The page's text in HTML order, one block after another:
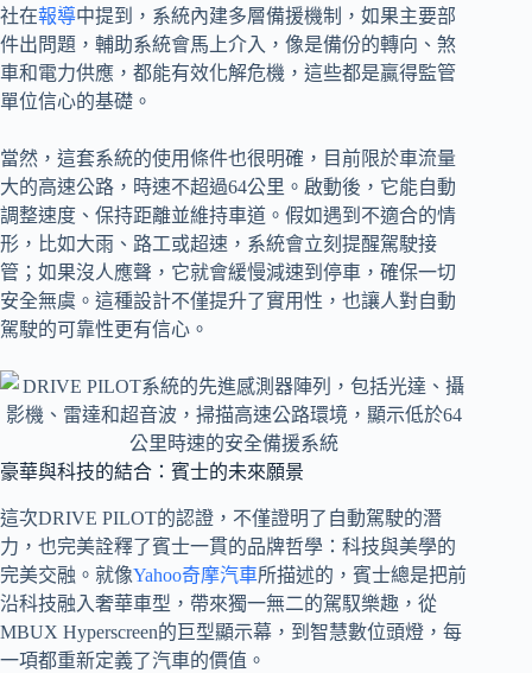
社在報導中提到，系統內建多層備援機制，如果主要部
件出問題，輔助系統會馬上介入，像是備份的轉向、煞
車和電力供應，都能有效化解危機，這些都是贏得監管
單位信心的基礎。
當然，這套系統的使用條件也很明確，目前限於車流量
大的高速公路，時速不超過64公里。啟動後，它能自動
調整速度、保持距離並維持車道。假如遇到不適合的情
形，比如大雨、路工或超速，系統會立刻提醒駕駛接
管；如果沒人應聲，它就會緩慢減速到停車，確保一切
安全無虞。這種設計不僅提升了實用性，也讓人對自動
駕駛的可靠性更有信心。
豪華與科技的結合：賓士的未來願景
這次DRIVE PILOT的認證，不僅證明了自動駕駛的潛
力，也完美詮釋了賓士一貫的品牌哲學：科技與美學的
完美交融。就像Yahoo奇摩汽車所描述的，賓士總是把前
沿科技融入奢華車型，帶來獨一無二的駕馭樂趣，從
MBUX Hyperscreen的巨型顯示幕，到智慧數位頭燈，每
一項都重新定義了汽車的價值。